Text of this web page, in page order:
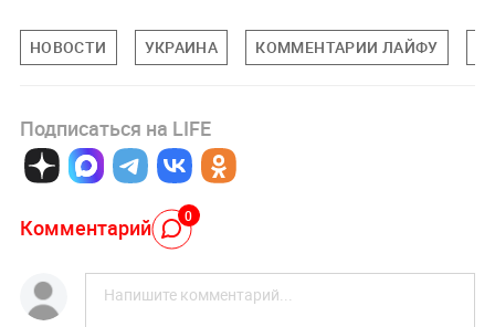
НОВОСТИ УКРАИНА КОММЕНТАРИИ ЛАЙФУ
Подписаться на LIFE
Комментарий 0